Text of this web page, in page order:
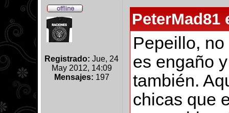
Registrado: Jue, 24
May 2012, 14:09
Mensajes: 197
PeterMad81
Pepeillo,
es engaño
también.
chicas que